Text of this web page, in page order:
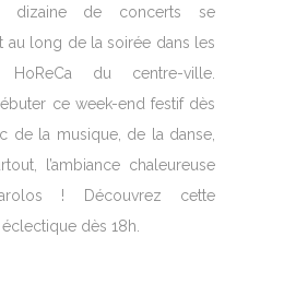
dizaine de concerts se
au long de la soirée dans les
HoReCa du centre-ville.
ce week-end festif dès
de la musique, de la danse,
l’ambiance chaleureuse
! Découvrez cette
dès 18h.